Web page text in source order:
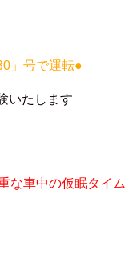
」号で運転●
いたします
車中の仮眠タイム